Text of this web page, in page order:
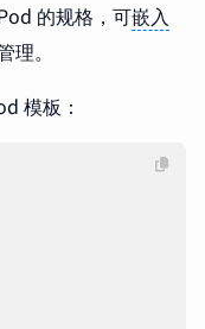
的规格，可嵌入
。
模板：